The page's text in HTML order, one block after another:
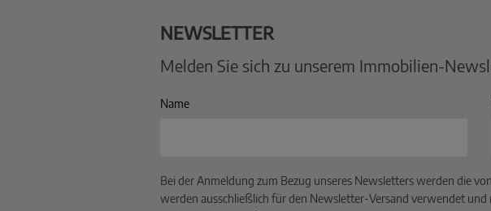
NEWSLETTER
Melden Sie sich zu unserem Immobilien-
Name
Bei der Anmeldung zum Bezug unseres Newsletters werden die
werden ausschließlich für den Newsletter-Versand verwendet